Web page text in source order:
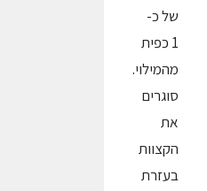
של כ-
1 כפית
מהמילוי.
סוגרים
את
הקצוות
בעזרת